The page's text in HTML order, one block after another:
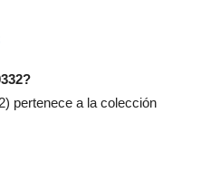
pertenece a la colección